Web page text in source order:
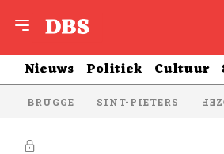
Nieuws Politiek Cultuur
BRUGGE SINT-PIETERS